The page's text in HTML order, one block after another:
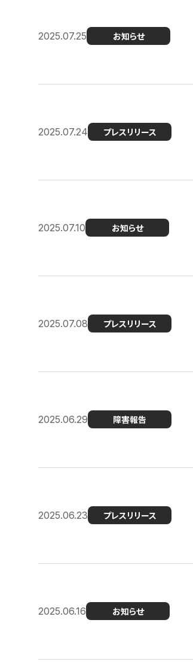
2025.07.25 お知らせ
2025.07.24 プレスリリース
2025.07.10 お知らせ
2025.07.08 プレスリリース
2025.06.29 障害報告
2025.06.23 プレスリリース
2025.06.16 お知らせ